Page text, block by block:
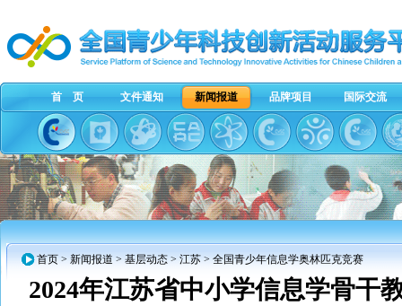
首 页 文件通知 新闻报道 品牌项目 国际交流
首页 > 新闻报道 > 基层动态 > 江苏 > 全国青少年信息学奥林匹克竞赛
2024年江苏省中小学信息学骨干